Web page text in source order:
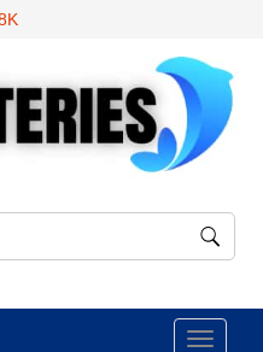
Toggle